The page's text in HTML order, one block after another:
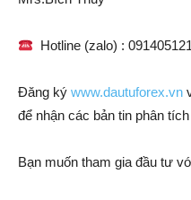
Hotline (zalo) :
Đăng ký www.dautuforex.vn
để nhận các bản tin phân
Bạn muốn tham gia đầu tư